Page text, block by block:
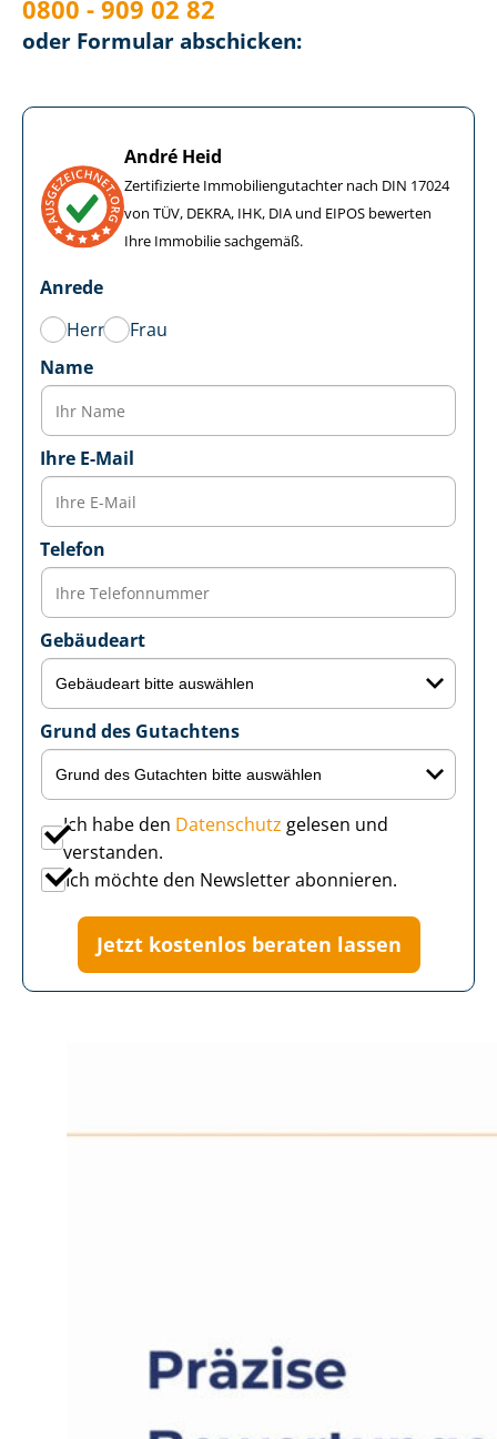
0800 - 909 02 82
oder Formular abschicken:
André Heid
Zertifizierte Im­mo­bi­li­en­gut­ach­ter nach DIN 17024
von TÜV, DEKRA, IHK, DIA und EIPOS bewerten
Ihre Immobilie sachgemäß.
Anrede
Herr
Frau
Name
Ihre E-Mail
Telefon
Gebäudeart
Grund des Gutachtens
Ich habe den Datenschutz gelesen und
verstanden.
Ich möchte den Newsletter abonnieren.
Jetzt kostenlos beraten lassen